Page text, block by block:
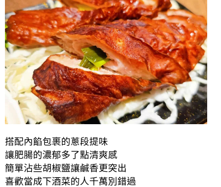
搭配內餡包裹的蔥段提味
讓肥腸的濃郁多了點清爽感
簡單沾些胡椒鹽讓鹹香更突出
喜歡當成下酒菜的人千萬別錯過